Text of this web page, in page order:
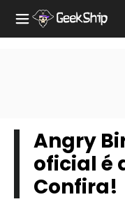
Angry
oficial é
Confira!